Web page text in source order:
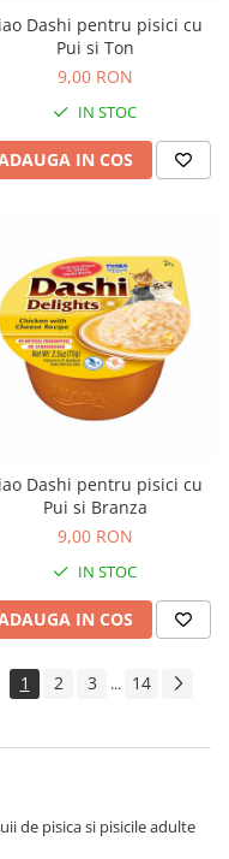
Dashi pentru pisici cu
Pui si Ton
9,00 RON
IN STOC
IN COS
Dashi pentru pisici cu
Pui si Branza
9,00 RON
IN STOC
IN COS
1 2 3 ... 14
de pisica si pisicile adulte